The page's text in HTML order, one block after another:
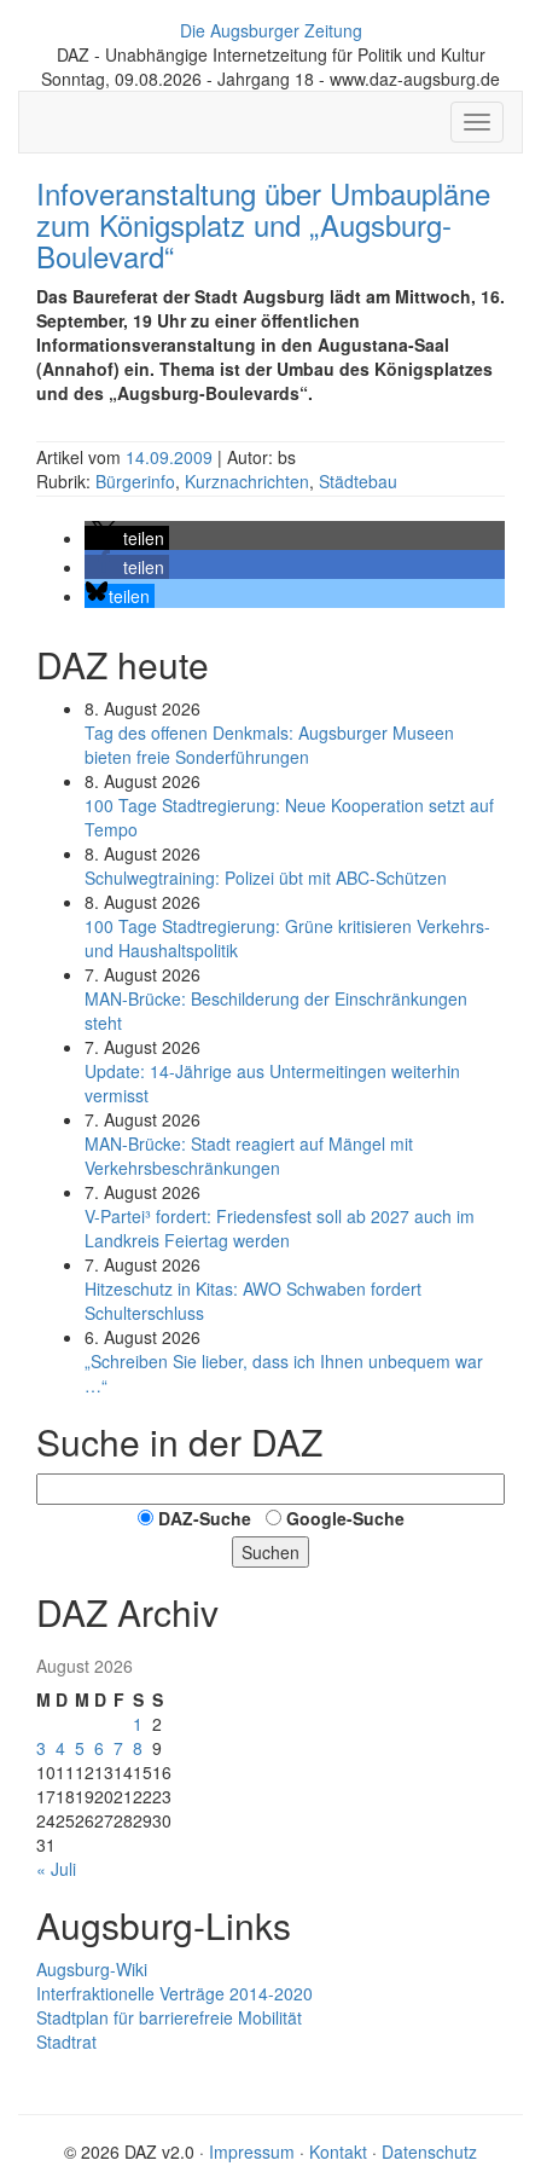
Die Augsburger Zeitung
DAZ - Unabhängige Internetzeitung für Politik und Kultur
Sonntag, 09.08.2026 - Jahrgang 18 - www.daz-augsburg.de
Toggle
Infoveranstaltung über Umbaupläne
zum Königsplatz und „Augsburg-
Boulevard“
Das Baureferat der Stadt Augsburg lädt am Mittwoch, 16.
September, 19 Uhr zu einer öffentlichen
Informationsveranstaltung in den Augustana-Saal
(Annahof) ein. Thema ist der Umbau des Königsplatzes
und des „Augsburg-Boulevards“.
Artikel vom 14.09.2009 | Autor: bs
Rubrik: Bürgerinfo, Kurznachrichten, Städtebau
teilen
teilen
teilen
DAZ heute
8. August 2026
Tag des offenen Denkmals: Augsburger Museen
bieten freie Sonderführungen
8. August 2026
100 Tage Stadtregierung: Neue Kooperation setzt auf
Tempo
8. August 2026
Schul­weg­trai­ning: Poli­zei übt mit ABC-Schüt­zen
8. August 2026
100 Tage Stadtregierung: Grüne kritisieren Verkehrs-
und Haushaltspolitik
7. August 2026
MAN-Brücke: Beschilderung der Einschränkungen
steht
7. August 2026
Update: 14-Jährige aus Untermeitingen weiterhin
vermisst
7. August 2026
MAN-Brücke: Stadt reagiert auf Mängel mit
Verkehrsbeschränkungen
7. August 2026
V-Partei­³ fordert: Friedens­fest soll ab 2027 auch im
Land­kreis Feier­tag werden
7. August 2026
Hitzeschutz in Kitas: AWO Schwaben fordert
Schulterschluss
6. August 2026
„Schreiben Sie lieber, dass ich Ihnen unbequem war
…“
Suche in der DAZ
DAZ-Suche
Google-Suche
Suchen
DAZ Archiv
August 2026
M D M D F S S
1 2
3 4 5 6 7 8 9
1011 1213141516
17181920212223
24252627282930
31
« Juli
Augsburg-Links
Augsburg-Wiki
Interfraktionelle Verträge 2014-2020
Stadtplan für barrierefreie Mobilität
Stadtrat
© 2026 DAZ v2.0 · Impressum · Kontakt · Datenschutz